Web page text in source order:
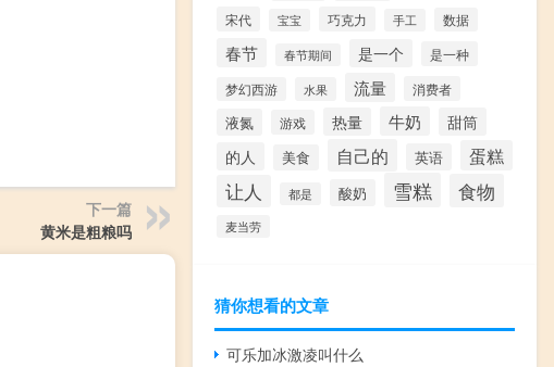
下一篇
黄米是粗粮吗
宋代 宝宝 巧克力 手工 数据
春节 春节期间 是一个 是一种
梦幻西游 水果 流量 消费者
液氮 游戏 热量 牛奶
甜筒
的人
美食 自己的 英语 蛋糕
让人 都是 酸奶 雪糕 食物
麦当劳
猜你想看的文章
可乐加冰激凌叫什么